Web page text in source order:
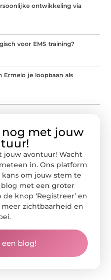
ontwikkeling via
voor EMS training?
Ermelo je loopbaan als
nog met jouw
jouw avontuur! Wacht
in. Ons platform
om jouw stem te
met een groter
knop ‘Registreer’ en
zichtbaarheid en
blog!